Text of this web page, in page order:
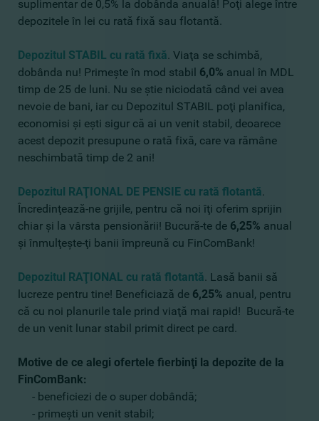
suplimentar de 0,5% la dobânda anuală! Poţi alege între
depozitele în lei cu rată fixă sau flotantă.
Depozitul STABIL cu rată fixă. Viaţa se schimbă,
dobânda nu! Primeşte în mod stabil 6,0% anual în MDL
timp de 25 de luni. Nu se ştie niciodată când vei avea
nevoie de bani, iar cu Depozitul STABIL poţi planifica,
economisi şi eşti sigur că ai un venit stabil, deoarece
acest depozit presupune o rată fixă, care va rămâne
neschimbată timp de 2 ani!
Depozitul RAŢIONAL DE PENSIE cu rată flotantă.
Încredinţează-ne grijile, pentru că noi îţi oferim sprijin
chiar şi la vârsta pensionării! Bucură-te de 6,25% anual
şi înmulţeşte-ţi banii împreună cu FinComBank!
Depozitul RAŢIONAL cu rată flotantă. Lasă banii să
lucreze pentru tine! Beneficiază de 6,25% anual, pentru
că cu noi planurile tale prind viaţă mai rapid! Bucură-te
de un venit lunar stabil primit direct pe card.
Motive de ce alegi ofertele fierbinţi la depozite de la
FinComBank:
- beneficiezi de o super dobândă;
- primeşti un venit stabil;